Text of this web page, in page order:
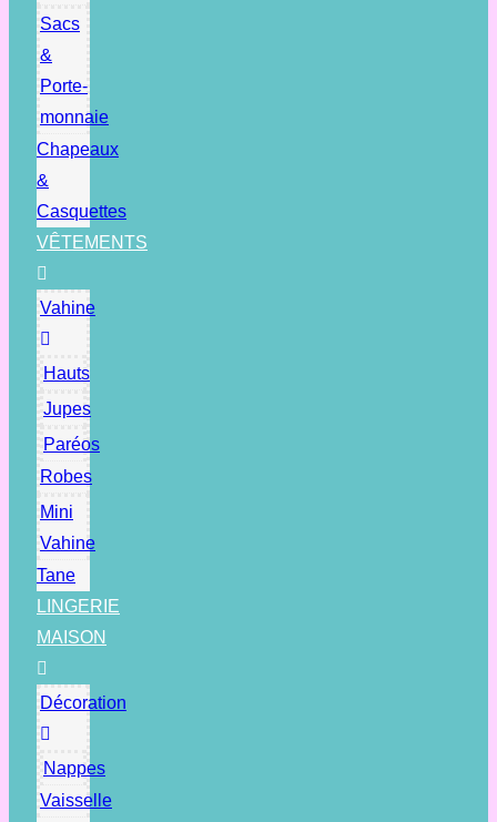
Sacs
&
Porte-
monnaie
Chapeaux
&
Casquettes
VÊTEMENTS
Vahine
Hauts
Jupes
Paréos
Robes
Mini
Vahine
Tane
LINGERIE
MAISON
Décoration
Nappes
Vaisselle